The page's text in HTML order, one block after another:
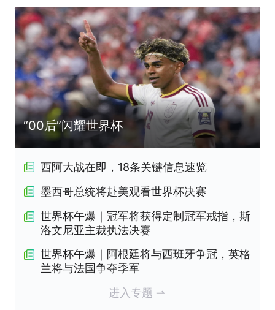
“00后”闪耀世界杯
西阿大战在即，18条关键信息速览
墨西哥总统将赴美观看世界杯决赛
世界杯午爆｜冠军将获得定制冠军戒指，斯
洛文尼亚主裁执法决赛
世界杯午爆｜阿根廷将与西班牙争冠，英格
兰将与法国争夺季军
进入专题